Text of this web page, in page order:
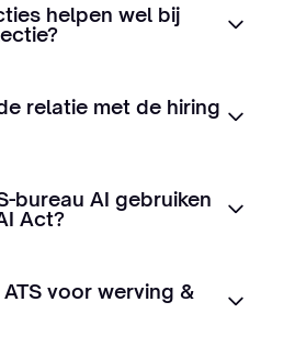
helpen wel bij
relatie met de hiring
bureau AI gebruiken
Act?
voor werving &